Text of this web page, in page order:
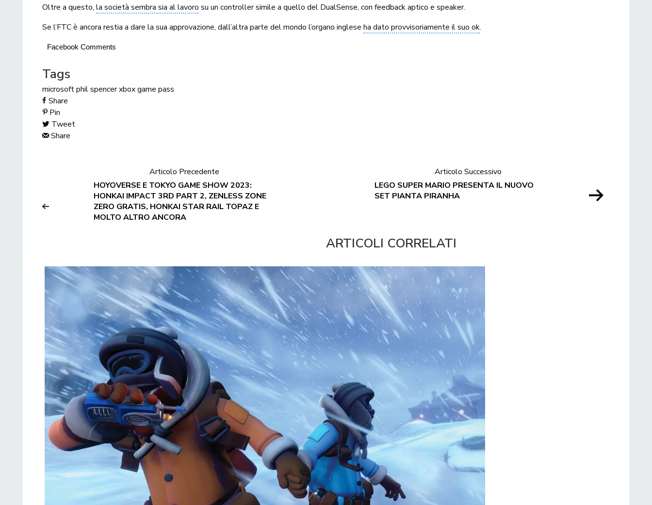
Oltre a questo,la società sembra sia al lavoro su un controller simile a quello del DualSense, con feedback aptico e speaker.
Se l’FTC è ancora restia a dare la sua approvazione, dall’altra parte del mondo l’organo ingleseha dato provvisoriamente il suo ok.
Facebook Comments
Tags
microsoftphil spencerxbox game pass
Share
Pin
Tweet
Share
Articolo Precedente
HOYOVERSE E TOKYO GAME SHOW 2023:
HONKAI IMPACT 3RD PART 2, ZENLESS ZONE
ZERO GRATIS, HONKAI STAR RAIL TOPAZ E
MOLTO ALTRO ANCORA
Articolo Successivo
LEGO SUPER MARIO PRESENTA IL NUOVO
SET PIANTA PIRANHA
ARTICOLI CORRELATI